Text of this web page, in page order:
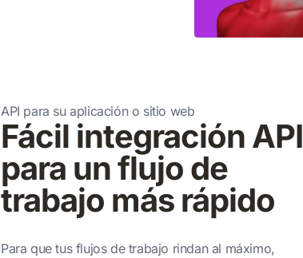
API para su aplicación o sitio web
Fácil integración API
para un flujo de
trabajo más rápido
Para que tus flujos de trabajo rindan al máximo,